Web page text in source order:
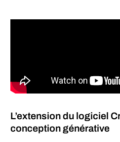
L’extension du logiciel
conception générative